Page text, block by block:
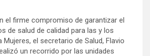
el firme compromiso de garantizar el
de salud de calidad para las y los
Mujeres, el secretario de Salud, Flavio
un recorrido por las unidades